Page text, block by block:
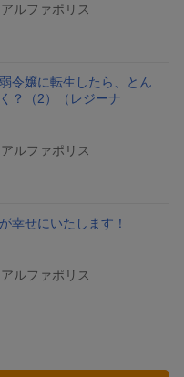
アルファポリス
令嬢に転生したら、とん
？（2）
（レジーナ
アルファポリス
幸せにいたします！
アルファポリス